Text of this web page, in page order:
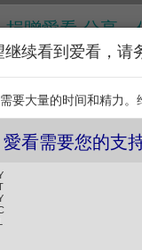
、捐贈愛看 分
！城哥無情吐嘈清明
麼健康纖盈 EP1474
续看到爱看，请
要大量的时间和精力。
❤️ 愛看需要您的